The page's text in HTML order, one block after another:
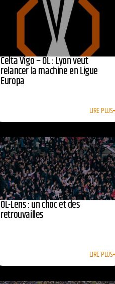
Celta Vigo – OL : Lyon veut
relancer la machine en Ligue
Europa
LIRE PLUS
OL-Lens : un choc et des
retrouvailles
LIRE PLUS